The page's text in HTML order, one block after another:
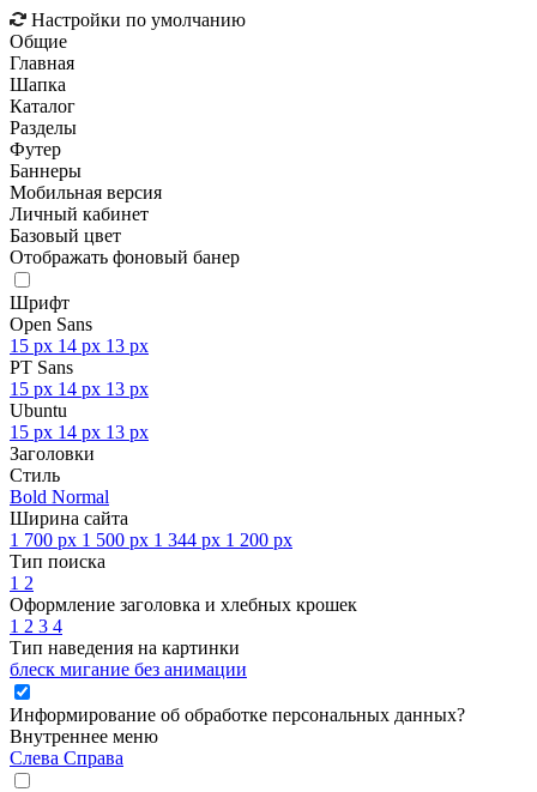
Настройки по умолчанию
Общие
Главная
Шапка
Каталог
Разделы
Футер
Баннеры
Мобильная версия
Личный кабинет
Базовый цвет
Отображать фоновый банер
Шрифт
Open Sans
15 px 14 px 13 px
PT Sans
15 px 14 px 13 px
Ubuntu
15 px 14 px 13 px
Заголовки
Стиль
Bold Normal
Ширина сайта
1 700 px 1 500 px 1 344 px 1 200 px
Тип поиска
1 2
Оформление заголовка и хлебных крошек
1 2 3 4
Тип наведения на картинки
блеск мигание без анимации
Информирование об обработке персональных данных?
Внутреннее меню
Слева Справа